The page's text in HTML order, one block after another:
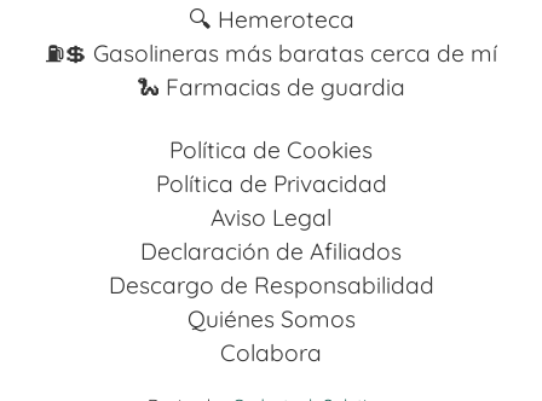
🔍 Hemeroteca
⛽️💲 Gasolineras más baratas cerca de mí
🐍 Farmacias de guardia
Política de Cookies
Política de Privacidad
Aviso Legal
Declaración de Afiliados
Descargo de Responsabilidad
Quiénes Somos
Colabora